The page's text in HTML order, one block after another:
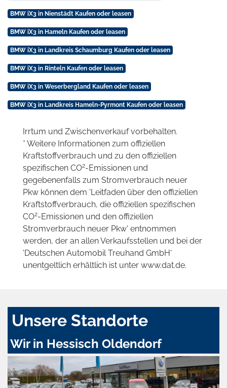
BMW iX3 in Nienstädt Kaufen oder leasen
BMW iX3 in Hameln Kaufen oder leasen
BMW iX3 in Landkreis Schaumburg Kaufen oder leasen
BMW iX3 in Rinteln Kaufen oder leasen
BMW iX3 in Weserbergland Kaufen oder leasen
BMW iX3 in Landkreis Hameln-Pyrmont Kaufen oder leasen
Irrtum und Zwischenverkauf vorbehalten.
* Weitere Informationen zum offiziellen
Kraftstoffverbrauch und zu den offiziellen
spezifischen CO2-Emissionen und
gegebenenfalls zum Stromverbrauch neuer
Pkw können dem 'Leitfaden über den offiziellen
Kraftstoffverbrauch, die offiziellen spezifischen
CO2-Emissionen und den offiziellen
Stromverbrauch neuer Pkw' entnommen
werden, der an allen Verkaufsstellen und bei der
'Deutschen Automobil Treuhand GmbH'
unentgeltlich erhältlich ist unter www.dat.de.
Unsere Standorte
Wir in Hessisch Oldendorf